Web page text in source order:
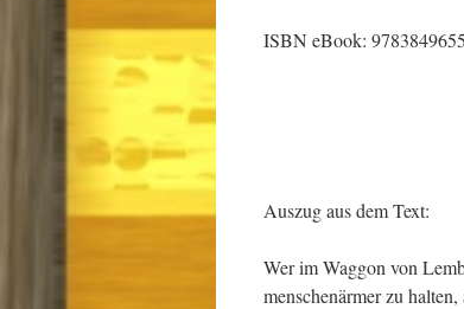
ISBN eBook:
Auszug aus dem Text:
Wer im Waggon von
menschenärmer zu